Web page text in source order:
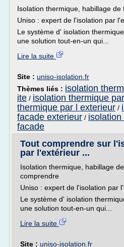
Isolation thermique, habillage
Uniso : expert de l'isolation par
Le système d' isolation
une solution tout-en-un qui...
Lire la suite
Site : uniso-isolation.fr
Thèmes liés : isolation
ite / isolation thermique
thermique par l exterieur /
facade exterieur /
facade
Tout comprendre sur
par l'extérieur ...
Isolation thermique, habillage
comprendre
Uniso : expert de l'isolation par
Le système d' isolation
une solution tout-en-un qui...
Lire la suite
Site : uniso-isolation.fr